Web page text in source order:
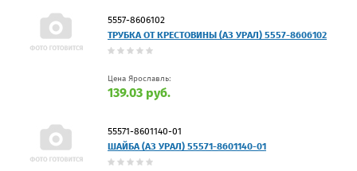
5557-8606102
ТРУБКА ОТ КРЕСТОВИНЫ (АЗ УРАЛ) 5557-8606102
Цена Ярославль:
139.03 руб.
55571-8601140-01
ШАЙБА (АЗ УРАЛ) 55571-8601140-01